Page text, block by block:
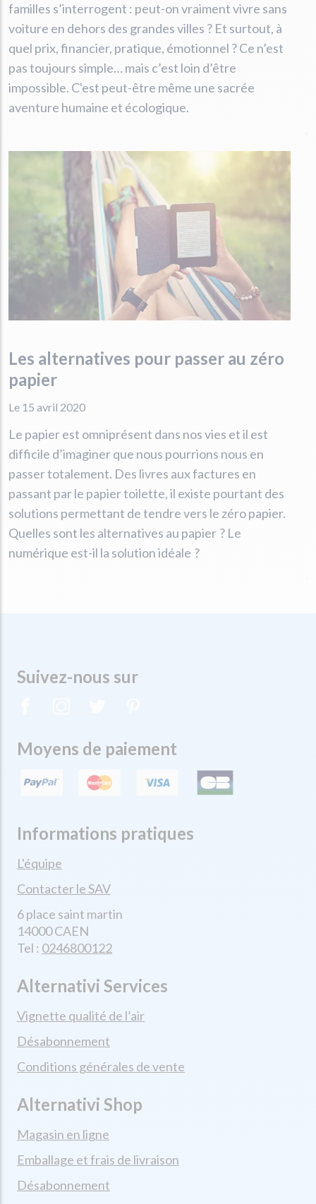
familles s’interrogent : peut-on vraiment vivre sans
voiture en dehors des grandes villes ? Et surtout, à
quel prix, financier, pratique, émotionnel ? Ce n’est
pas toujours simple… mais c’est loin d’être
impossible. C'est peut-être même une sacrée
aventure humaine et écologique.
Les alternatives pour passer au zéro
papier
Le 15 avril 2020
Le papier est omniprésent dans nos vies et il est
difficile d’imaginer que nous pourrions nous en
passer totalement. Des livres aux factures en
passant par le papier toilette, il existe pourtant des
solutions permettant de tendre vers le zéro papier.
Quelles sont les alternatives au papier ? Le
numérique est-il la solution idéale ?
Suivez-nous sur
Moyens de paiement
Informations pratiques
L'équipe
Contacter le SAV
6 place saint martin
14000 CAEN
Tel : 0246800122
Alternativi Services
Vignette qualité de l’air
Désabonnement
Conditions générales de vente
Alternativi Shop
Magasin en ligne
Emballage et frais de livraison
Désabonnement